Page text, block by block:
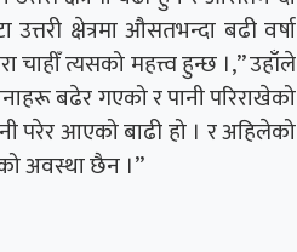
क्षेत्रमा औसतभन्दा बढी वर्षा
त्यसको महत्त्व हुन्छ ।,’’ उहाँले
बढेर गएको र पानी परिराखेको
परेर आएको बाढी हो । र अहिलेको
अवस्था छैन ।’’